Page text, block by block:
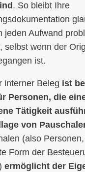
. So bleibt Ihre
jeden Aufwand
selbst wenn der
ist.
interner Beleg ist
Personen, die
Tätigkeit
von
(also
Form der
ermöglicht der